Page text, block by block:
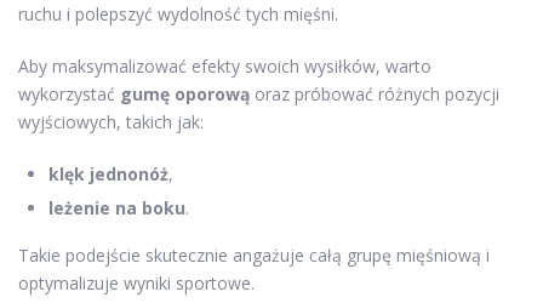
ruchu i polepszyć wydolność tych mięśni.
Aby maksymalizować efekty swoich wysiłków, warto
wykorzystać gumę oporową oraz próbować różnych pozycji
wyjściowych, takich jak:
klęk jednonóż,
leżenie na boku.
Takie podejście skutecznie angażuje całą grupę mięśniową i
optymalizuje wyniki sportowe.